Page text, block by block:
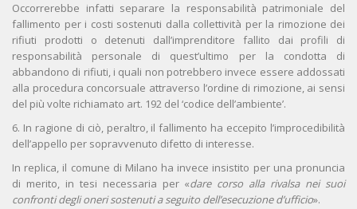
Occorrerebbe infatti separare la responsabilità patrimoniale del
fallimento per i costi sostenuti dalla collettività per la rimozione dei
rifiuti prodotti o detenuti dall’imprenditore fallito dai profili di
responsabilità personale di quest’ultimo per la condotta di
abbandono di rifiuti, i quali non potrebbero invece essere addossati
alla procedura concorsuale attraverso l’ordine di rimozione, ai sensi
del più volte richiamato art. 192 del ‘codice dell’ambiente’.
6. In ragione di ciò, peraltro, il fallimento ha eccepito l’improcedibilità
dell’appello per sopravvenuto difetto di interesse.
In replica, il comune di Milano ha invece insistito per una pronuncia
di merito, in tesi necessaria per «dare corso alla rivalsa nei suoi
confronti degli oneri sostenuti a seguito dell’esecuzione d’ufficio».